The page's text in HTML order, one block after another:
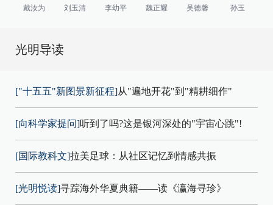
戴汝为
刘玉清 李幼平 魏正耀 吴德馨 孙玉
光明导读
["十五五"新图景新征程]从"遍地开花"到"精耕细作"
[向科学家提问]听到了吗?这是银河深处的"宇宙心跳"!
[国际教科文]拉美足球：从社区记忆到情感共振
[光明悦读]寻踪海外华夏典籍——读《瀛海寻珍》